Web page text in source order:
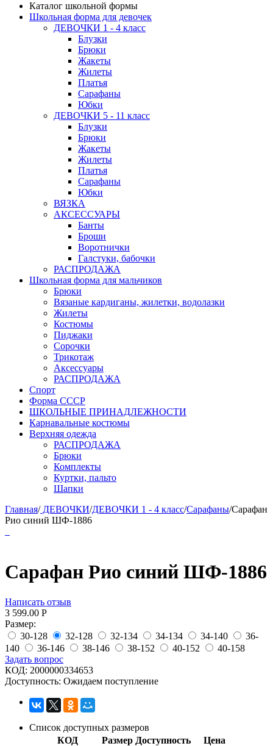
Каталог школьной формы
Школьная форма для девочек
ДЕВОЧКИ 1 - 4 класс
Блузки
Брюки
Жакеты
Жилеты
Платья
Сарафаны
Юбки
ДЕВОЧКИ 5 - 11 класс
Блузки
Брюки
Жакеты
Жилеты
Платья
Сарафаны
Юбки
ВЯЗКА
АКСЕССУАРЫ
Банты
Броши
Воротнички
Галстуки, бабочки
РАСПРОДАЖА
Школьная форма для мальчиков
Брюки
Вязаные кардиганы, жилетки, водолазки
Жилеты
Костюмы
Пиджаки
Сорочки
Трикотаж
Аксессуары
РАСПРОДАЖА
Спорт
Форма СССР
ШКОЛЬНЫЕ ПРИНАДЛЕЖНОСТИ
Карнавальные костюмы
Верхняя одежда
РАСПРОДАЖА
Брюки
Комплекты
Куртки, пальто
Шапки
Главная/ДЕВОЧКИ/ДЕВОЧКИ 1 - 4 класс/Сарафаны/Сарафан
Рио синий ШФ-1886
Сарафан Рио синий ШФ-1886
Написать отзыв
3 599.00 Р
Размер:
30-128
32-128 32-134 34-134 34-140
36-
140
36-146 38-146 38-152 40-152
40-158
Задать вопрос
КОД: 2000000334653
Доступность: Ожидаем поступление
Список доступных размеров
КОД
Размер Доступность
Цена